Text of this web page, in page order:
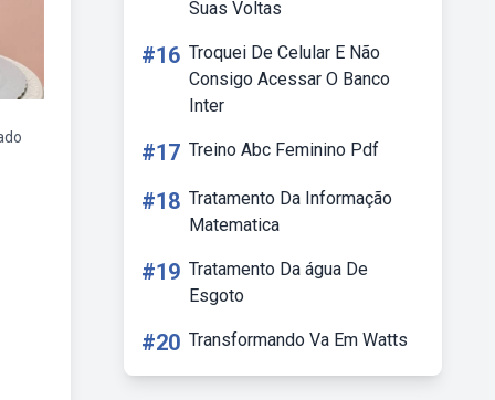
Suas Voltas
#16 Troquei De Celular E Não
Consigo Acessar O Banco
Inter
#17 Treino Abc Feminino Pdf
#18 Tratamento Da Informação
Matematica
#19 Tratamento Da água De
Esgoto
#20 Transformando Va Em Watts